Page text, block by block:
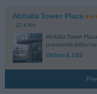
Abitalia Tower Plaza
- 12.4 Km
Abitalia Tower
prossimità della
Ottimo 8.1/10